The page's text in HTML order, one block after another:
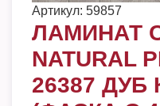
Артикул: 59857
ЛАМИНАТ
NATURAL
26387